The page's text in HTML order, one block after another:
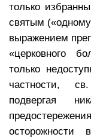
только
святым
выражением
«церковного
только
частности,
подвергая
осторожности